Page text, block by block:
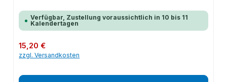
Verfügbar, Zustellung voraussichtlich in 10 bis 11
Kalendertagen
Regulärer Preis:
15,20 €
zzgl. Versandkosten